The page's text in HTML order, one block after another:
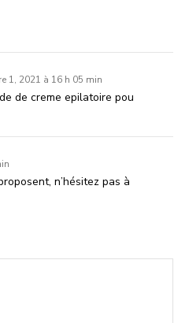
1, 2021 à 16 h 05 min
de creme epilatoire pou
n’hésitez pas à